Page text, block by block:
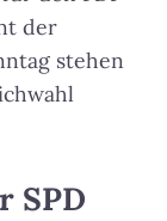
der
stehen
SPD